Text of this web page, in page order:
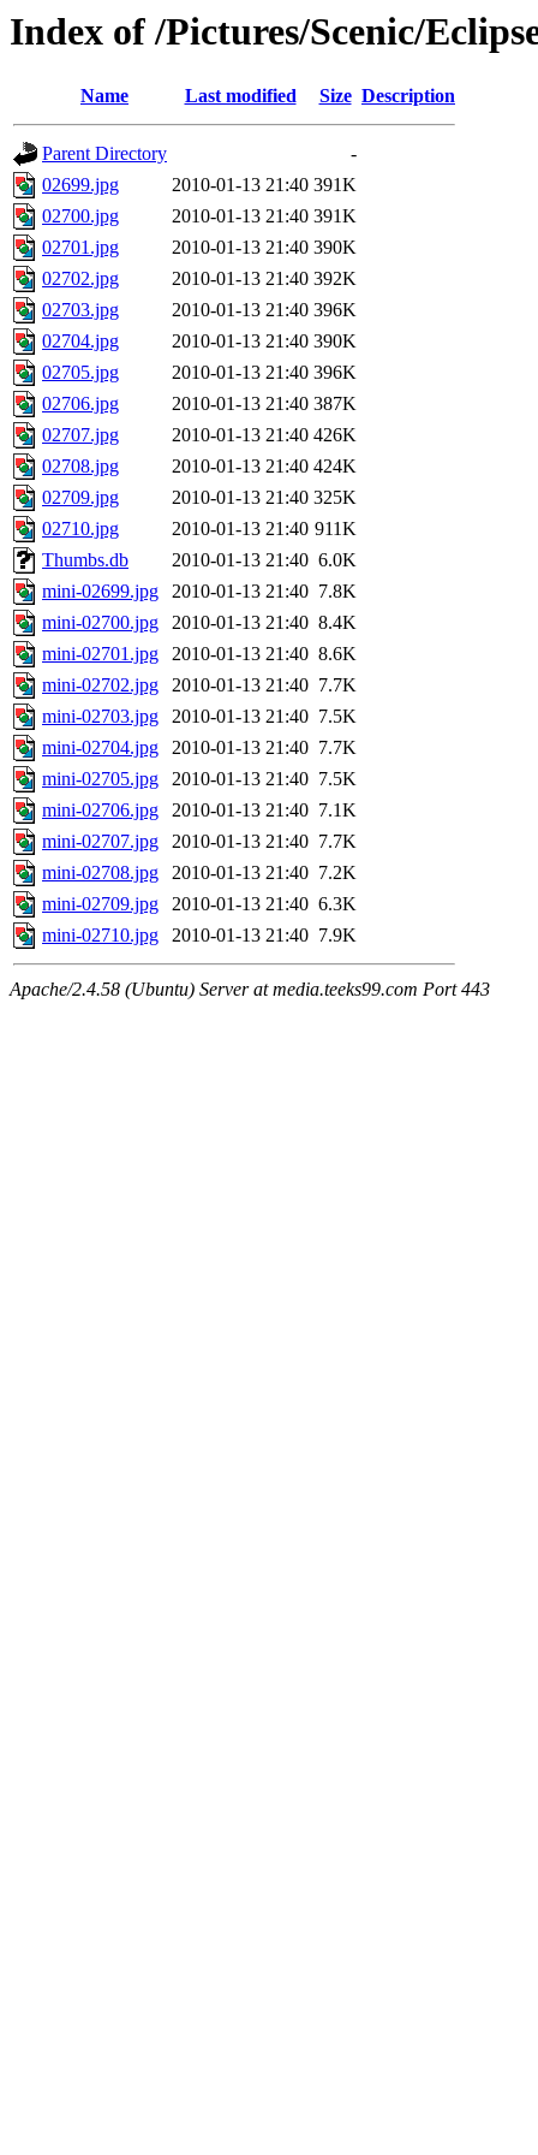
Index of /Pictures/Scenic/
Name Last modified Size Description
Parent Directory
-
02699.jpg
2010-01-13 21:40 391K
02700.jpg
2010-01-13 21:40 391K
02701.jpg
2010-01-13 21:40 390K
02702.jpg
2010-01-13 21:40 392K
02703.jpg
2010-01-13 21:40 396K
02704.jpg
2010-01-13 21:40 390K
02705.jpg
2010-01-13 21:40 396K
02706.jpg
2010-01-13 21:40 387K
02707.jpg
2010-01-13 21:40 426K
02708.jpg
2010-01-13 21:40 424K
02709.jpg
2010-01-13 21:40 325K
02710.jpg
2010-01-13 21:40 911K
Thumbs.db
2010-01-13 21:40 6.0K
mini-02699.jpg
2010-01-13 21:40 7.8K
mini-02700.jpg
2010-01-13 21:40 8.4K
mini-02701.jpg
2010-01-13 21:40 8.6K
mini-02702.jpg
2010-01-13 21:40 7.7K
mini-02703.jpg
2010-01-13 21:40 7.5K
mini-02704.jpg
2010-01-13 21:40 7.7K
mini-02705.jpg
2010-01-13 21:40 7.5K
mini-02706.jpg
2010-01-13 21:40 7.1K
mini-02707.jpg
2010-01-13 21:40 7.7K
mini-02708.jpg
2010-01-13 21:40 7.2K
mini-02709.jpg
2010-01-13 21:40 6.3K
mini-02710.jpg
2010-01-13 21:40 7.9K
Apache/2.4.58 (Ubuntu) Server at media.teeks99.com Port 443